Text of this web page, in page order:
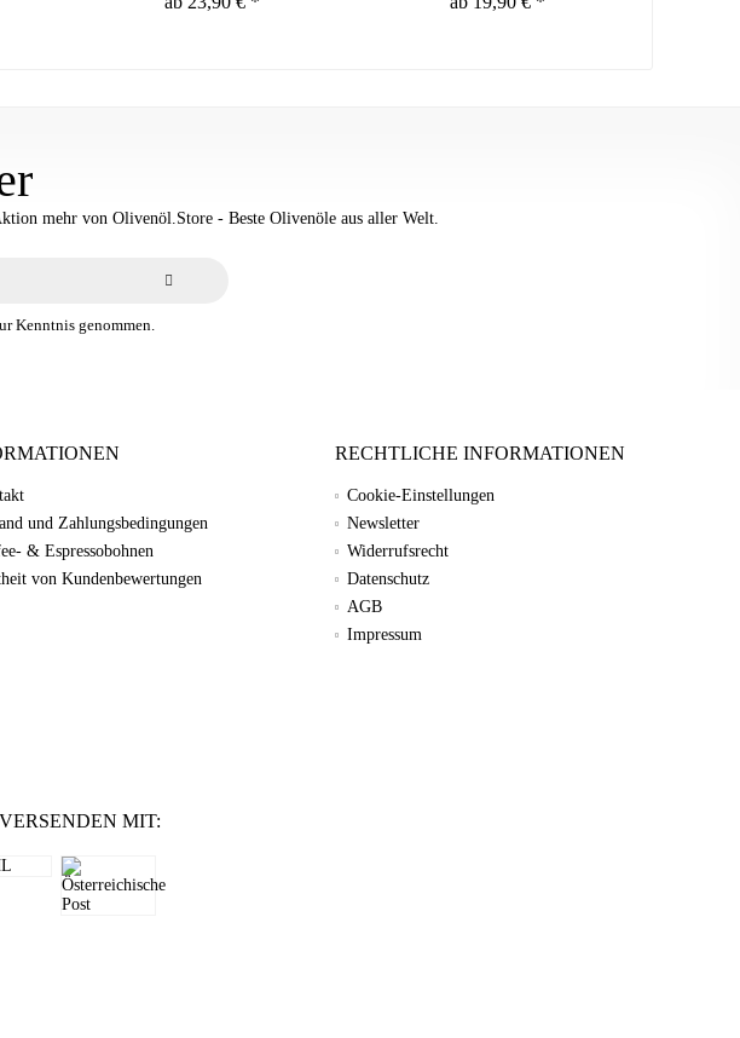
mehr von Olivenöl.Store - Beste Olivenöle aus aller Welt.
Kenntnis genommen.
und Zahlungsbedingungen
& Espressobohnen
von Kundenbewertungen
RECHTLICHE INFORMATIONEN
Cookie-Einstellungen
Newsletter
Widerrufsrecht
Datenschutz
AGB
Impressum
MIT: